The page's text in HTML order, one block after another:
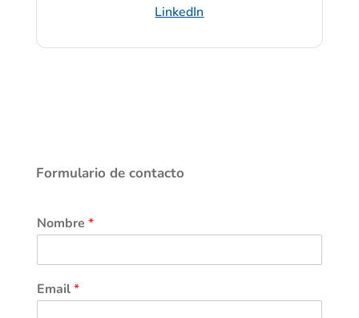
LinkedIn
Formulario de contacto
Nombre *
Email*